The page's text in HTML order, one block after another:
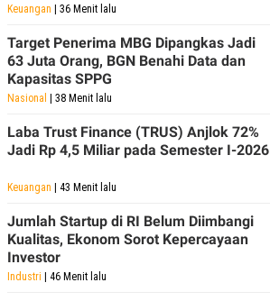
Keuangan | 36 Menit lalu
Target Penerima MBG Dipangkas Jadi
63 Juta Orang, BGN Benahi Data dan
Kapasitas SPPG
Nasional | 38 Menit lalu
Laba Trust Finance (TRUS) Anjlok 72%
Jadi Rp 4,5 Miliar pada Semester I-2026
Keuangan | 43 Menit lalu
Jumlah Startup di RI Belum Diimbangi
Kualitas, Ekonom Sorot Kepercayaan
Investor
Industri | 46 Menit lalu